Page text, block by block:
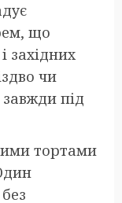
що
західних
чи
під
тортами